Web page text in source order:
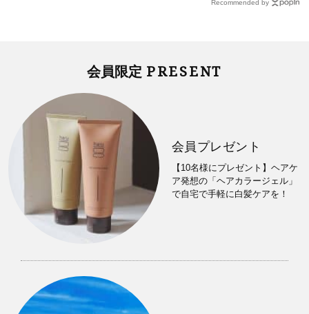
Recommended by
会員限定 PRESENT
会員プレゼント
【10名様にプレゼント】ヘアケ
ア発想の「ヘアカラージェル」
で自宅で手軽に白髪ケアを！